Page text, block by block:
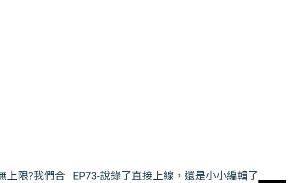
上限?我們合
EP73-說錄了直接上線，還是小小編輯了